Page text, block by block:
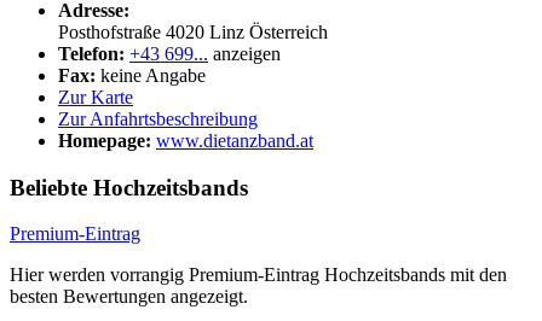
Adresse:
Posthofstraße 4020 Linz Österreich
Telefon: +43 699... anzeigen
Fax: keine Angabe
Zur Karte
Zur Anfahrtsbeschreibung
Homepage: www.dietanzband.at
Beliebte Hochzeitsbands
Premium-Eintrag
Hier werden vorrangig Premium-Eintrag Hochzeitsbands mit den
besten Bewertungen angezeigt.